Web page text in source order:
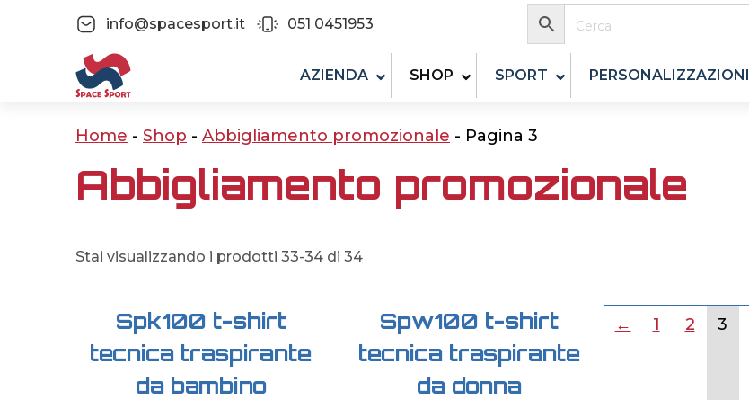
info@spacesport.it 051 0451953
AZIENDA SHOP SPORT PERSONALIZZAZIONI
Home - Shop - Abbigliamento promozionale - Pagina 3
Abbigliamento promozionale
Stai visualizzando i prodotti 33-34 di 34
Spk100 t-shirt
tecnica traspirante
da bambino
Spw100 t-shirt
tecnica traspirante
da donna
← 1 2 3